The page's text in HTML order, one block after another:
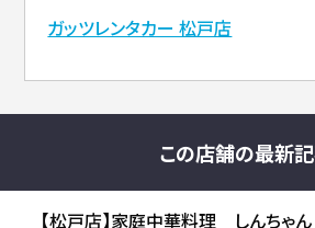
ガッツレンタカー 松戸店
この店舗の最新
【松戸店】家庭中華料理 しんちゃん